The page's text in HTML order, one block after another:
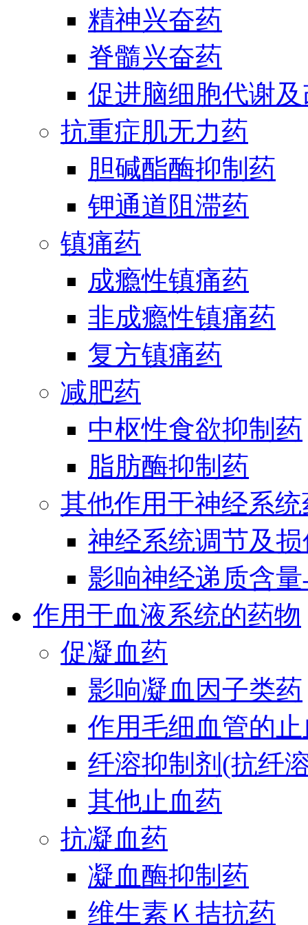
精神兴奋药
脊髓兴奋药
促进脑细胞代谢
抗重症肌无力药
胆碱酯酶抑制药
钾通道阻滞药
镇痛药
成瘾性镇痛药
非成瘾性镇痛药
复方镇痛药
减肥药
中枢性食欲抑制药
脂肪酶抑制药
其他作用于神经系统
神经系统调节及
影响神经递质含
作用于血液系统的药物
促凝血药
影响凝血因子类药
作用毛细血管的
纤溶抑制剂(抗纤
其他止血药
抗凝血药
凝血酶抑制药
维生素Ｋ拮抗药